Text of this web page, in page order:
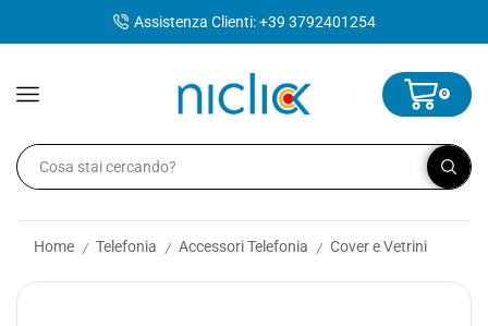
Assistenza Clienti: +39 3792401254
0
Home / Telefonia / Accessori Telefonia / Cover e Vetrini